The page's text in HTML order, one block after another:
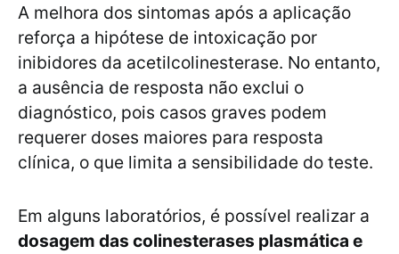
A melhora dos sintomas após a aplicação
reforça a hipótese de intoxicação por
inibidores da acetilcolinesterase. No entanto,
a ausência de resposta não exclui o
diagnóstico, pois casos graves podem
requerer doses maiores para resposta
clínica, o que limita a sensibilidade do teste.
Em alguns laboratórios, é possível realizar a
dosagem das colinesterases plasmática e